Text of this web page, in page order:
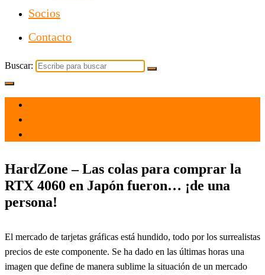
Socios
Contacto
Buscar:
HardZone – Las colas para comprar la
RTX 4060 en Japón fueron… ¡de una
persona!
El mercado de tarjetas gráficas está hundido, todo por los surrealistas
precios de este componente. Se ha dado en las últimas horas una
imagen que define de manera sublime la situación de un mercado